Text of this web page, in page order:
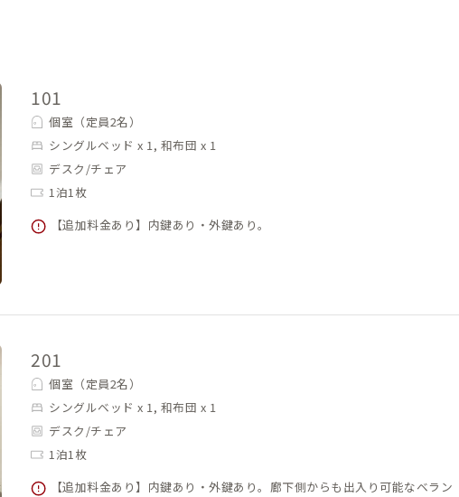
101
個室（定員2名）
シングルベッド x 1, 和布団 x 1
デスク/チェア
1泊1枚
【追加料金あり】内鍵あり・外鍵あり。
201
個室（定員2名）
シングルベッド x 1, 和布団 x 1
デスク/チェア
1泊1枚
【追加料金あり】内鍵あり・外鍵あり。廊下側からも出入り可能なベラン